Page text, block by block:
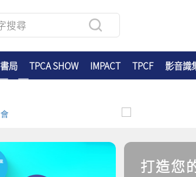
書局 TPCA SHOW IMPACT TPCF 影音識
打造您